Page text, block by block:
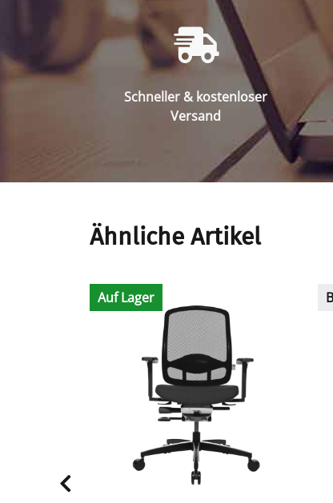
Schneller & kostenloser
Versand
Ähnliche Artikel
Auf Lager